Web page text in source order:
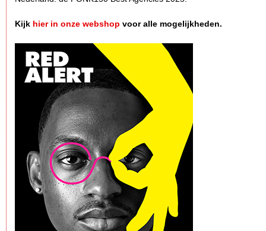
Kijk hier in onze webshop voor alle mogelijkheden.